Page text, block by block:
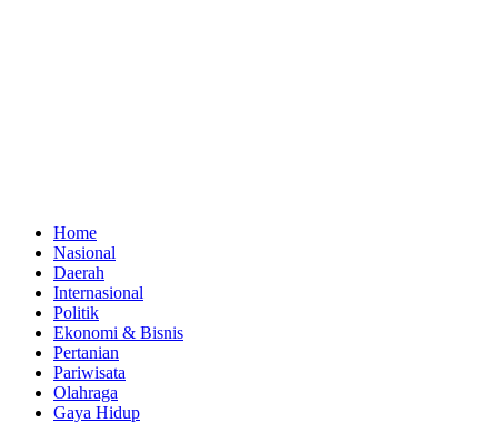
Home
Nasional
Daerah
Internasional
Politik
Ekonomi & Bisnis
Pertanian
Pariwisata
Olahraga
Gaya Hidup